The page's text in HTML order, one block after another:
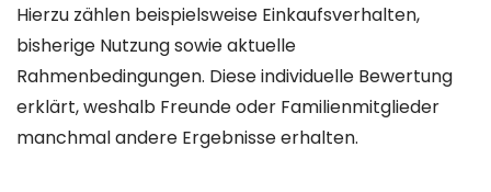
Hierzu zählen beispielsweise Einkaufsverhalten,
bisherige Nutzung sowie aktuelle
Rahmenbedingungen. Diese individuelle Bewertung
erklärt, weshalb Freunde oder Familienmitglieder
manchmal andere Ergebnisse erhalten.